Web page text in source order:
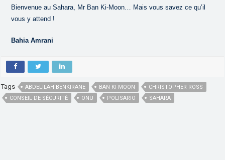
Bienvenue au Sahara, Mr Ban Ki-Moon… Mais vous savez ce qu’il
vous y attend !
Bahia Amrani
Tags ABDELILAH BENKIRANE BAN KI-MOON
CHRISTOPHER ROSS
CONSEIL DE SÉCURITÉ
ONU POLISARIO SAHARA